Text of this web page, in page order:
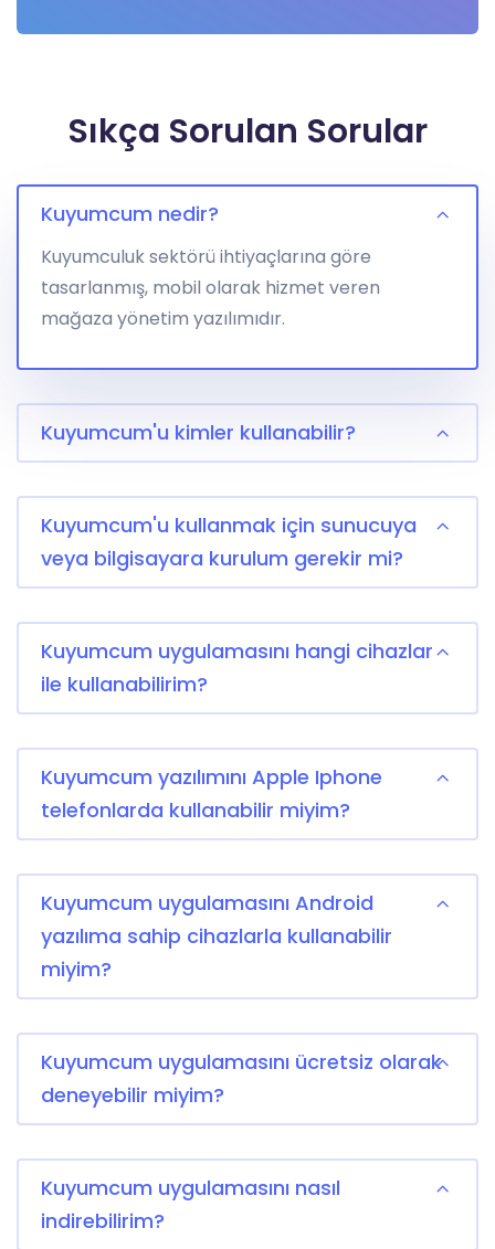
Sıkça Sorulan Sorular
Kuyumcum nedir?
Kuyumculuk sektörü ihtiyaçlarına göre
tasarlanmış, mobil olarak hizmet veren
mağaza yönetim yazılımıdır.
Kuyumcum'u kimler kullanabilir?
Kuyumcum'u kullanmak için sunucuya
veya bilgisayara kurulum gerekir mi?
Kuyumcum uygulamasını hangi cihazlar
ile kullanabilirim?
Kuyumcum yazılımını Apple Iphone
telefonlarda kullanabilir miyim?
Kuyumcum uygulamasını Android
yazılıma sahip cihazlarla kullanabilir
miyim?
Kuyumcum uygulamasını ücretsiz olarak
deneyebilir miyim?
Kuyumcum uygulamasını nasıl
indirebilirim?